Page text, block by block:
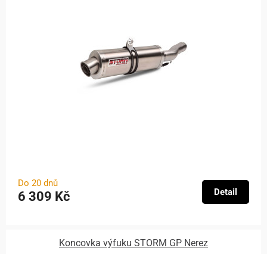
Do 20 dnů
6 309 Kč Detail
Koncovka výfuku STORM GP Nerez